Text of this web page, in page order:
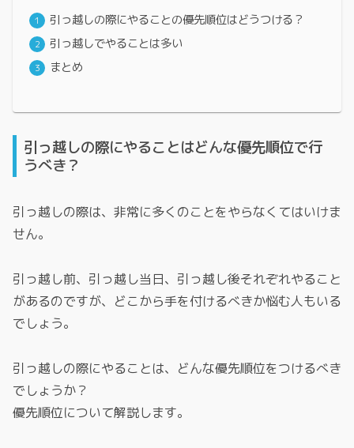
引っ越しの際にやることの優先順位はどうつける？
引っ越しでやることは多い
まとめ
引っ越しの際にやることはどんな優先順位で行
うべき？
引っ越しの際は、非常に多くのことをやらなくてはいけま
せん。
引っ越し前、引っ越し当日、引っ越し後それぞれやること
があるのですが、どこから手を付けるべきか悩む人もいる
でしょう。
引っ越しの際にやることは、どんな優先順位をつけるべき
でしょうか？
優先順位について解説します。